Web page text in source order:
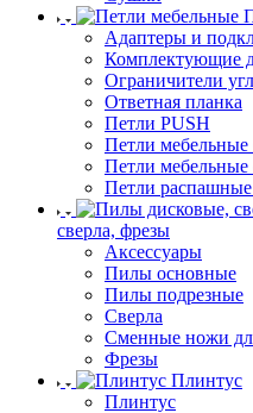
Адаптеры и
Комплектующие
Ограничители
Ответная планка
Петли PUSH
Петли мебельные
Петли мебельные
Петли распашные
сверла, фрезы
Аксессуары
Пилы основные
Пилы подрезные
Сверла
Сменные ножи
Фрезы
Плинтус
Плинтус